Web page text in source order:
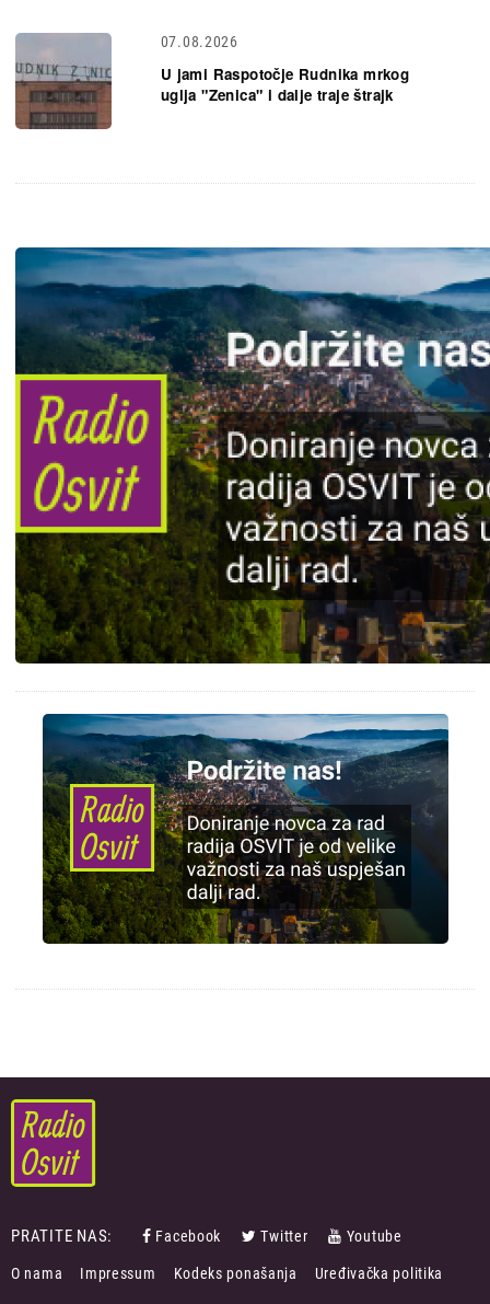
07.08.2026
U jami Raspotočje Rudnika mrkog
uglja "Zenica" i dalje traje štrajk
Slika
PRATITE NAS: Facebook Twitter Youtube
FOOTER
MENU
O nama Impressum Kodeks ponašanja Uređivačka politika